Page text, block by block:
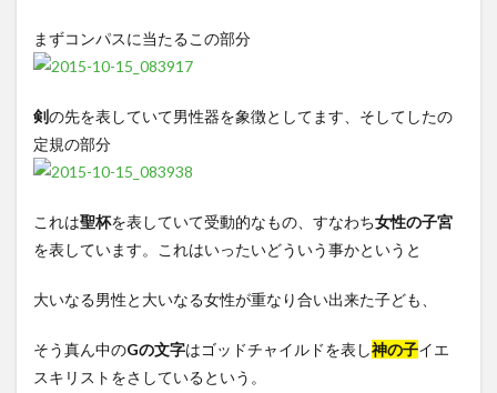
まずコンパスに当たるこの部分
剣の先を表していて男性器を象徴としてます、そしてしたの
定規の部分
これは聖杯を表していて受動的なもの、すなわち女性の子宮
を表しています。これはいったいどういう事かというと
大いなる男性と大いなる女性が重なり合い出来た子ども、
そう真ん中のGの文字はゴッドチャイルドを表し神の子イエ
スキリストをさしているという。